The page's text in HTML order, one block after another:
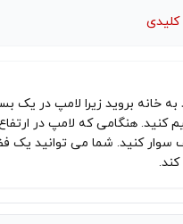
کلیدی
خانه بروید زیرا لامپ در یک
کنید. هنگامی که لامپ در
کنید. شما می توانید یک